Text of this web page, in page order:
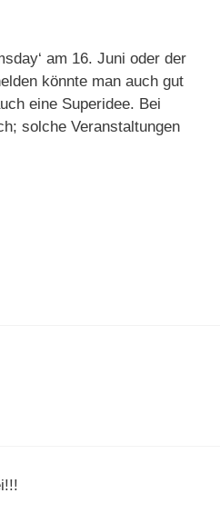
am 16. Juni oder der
könnte man auch gut
eine Superidee. Bei
solche Veranstaltungen